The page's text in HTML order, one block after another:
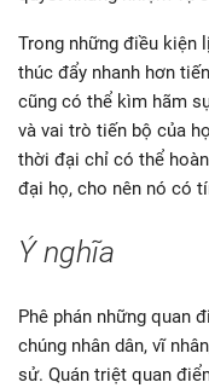
Trong những điều kiện
thúc đẩy nhanh hơn
cũng có thể kìm hãm
và vai trò tiến bộ của
thời đại chỉ có thể
đại họ, cho nên nó có
Ý nghĩa
Phê phán những quan
chúng nhân dân, vĩ
sử. Quán triệt quan